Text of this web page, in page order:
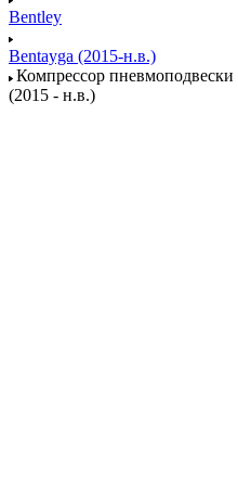
Bentley
Bentayga (2015-н.в.)
Компрессор пневмоподвески
(2015 - н.в.)